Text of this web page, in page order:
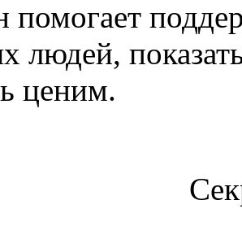
помогает
людей,
ценим.